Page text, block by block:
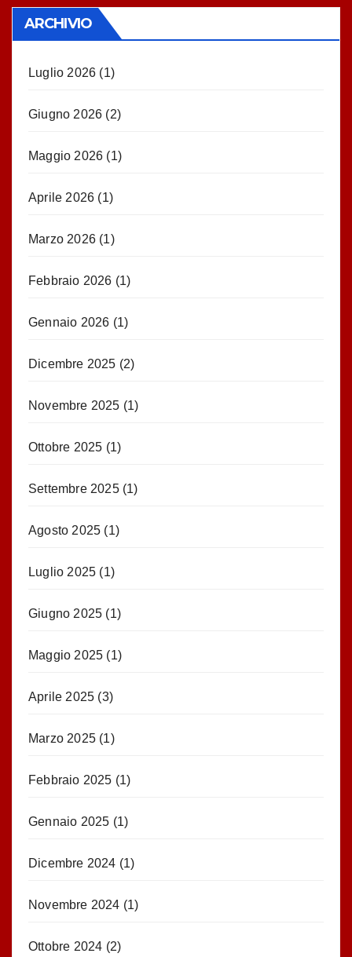
ARCHIVIO
Luglio 2026 (1)
Giugno 2026 (2)
Maggio 2026 (1)
Aprile 2026 (1)
Marzo 2026 (1)
Febbraio 2026 (1)
Gennaio 2026 (1)
Dicembre 2025 (2)
Novembre 2025 (1)
Ottobre 2025 (1)
Settembre 2025(1)
Agosto 2025 (1)
Luglio 2025 (1)
Giugno 2025 (1)
Maggio 2025 (1)
Aprile 2025 (3)
Marzo 2025 (1)
Febbraio 2025 (1)
Gennaio 2025 (1)
Dicembre 2024 (1)
Novembre 2024 (1)
Ottobre 2024 (2)